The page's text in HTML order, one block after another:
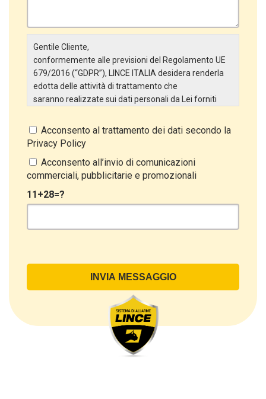
Gentile Cliente,
conformemente alle previsioni del Regolamento UE
679/2016 (“GDPR”), LINCE ITALIA desidera renderla
edotta delle attività di trattamento che
saranno realizzate sui dati personali da Lei forniti
particolare:
Titolare del Trattamento
Il Titolare del Trattamento è LINCE ITALIA S.r.l., con
sede in Via Variante di Cancelliera snc 00072 –
Ariccia (RM). L’interessato può esercitare i
propri diritti inviando una raccomandata alla sede
Oggetto del Trattamento
di contatto, così come altri dati necessari ai fini della
fatturazione, come l’indirizzo). Con riferimento a
questi ultimi, cogliamo l’occasione per
sottolineare che i dati delle persone fisiche sono
sempre qualificati come personali, mentre le persone
giuridiche sono in via generale escluse
dal campo di applicazione del GDPR (artt. 1 e 4 del
Acconsento al trattamento dei dati secondo la
Privacy Policy
Acconsento all’invio di comunicazioni
commerciali, pubblicitarie e promozionali
11+28=?